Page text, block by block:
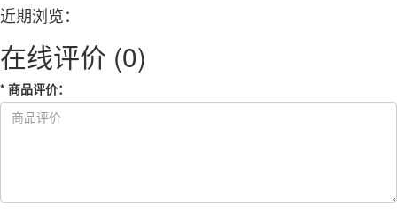
近期浏览：
在线评价 (0)
* 商品评价：